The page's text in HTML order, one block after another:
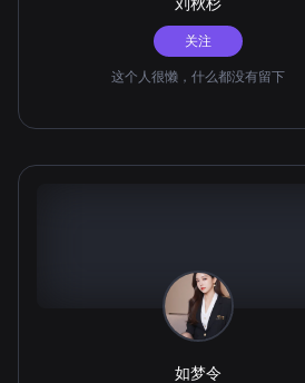
关注
这个人很懒，什么都没有留下
如梦令